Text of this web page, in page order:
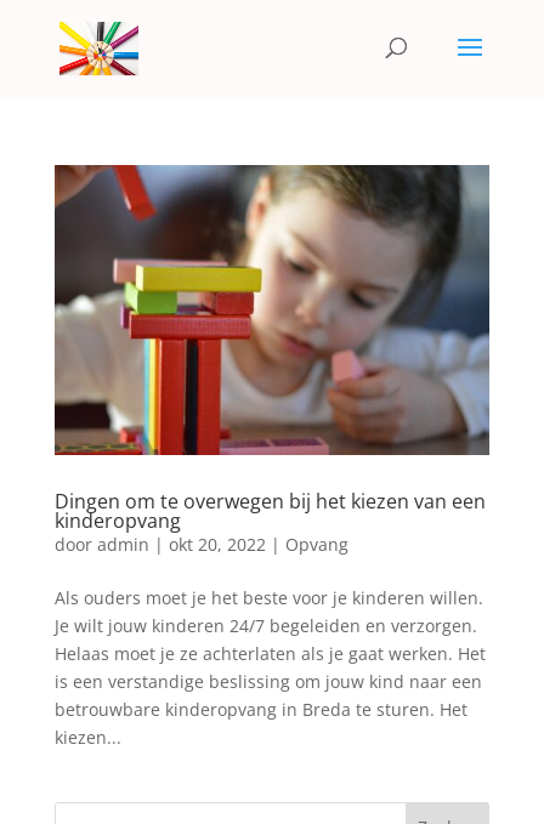
Dingen om te overwegen bij het kiezen van een
kinderopvang
door admin | okt 20, 2022| Opvang
Als ouders moet je het beste voor je kinderen willen.
Je wilt jouw kinderen 24/7 begeleiden en verzorgen.
Helaas moet je ze achterlaten als je gaat werken. Het
is een verstandige beslissing om jouw kind naar een
betrouwbare kinderopvang in Breda te sturen. Het
kiezen...